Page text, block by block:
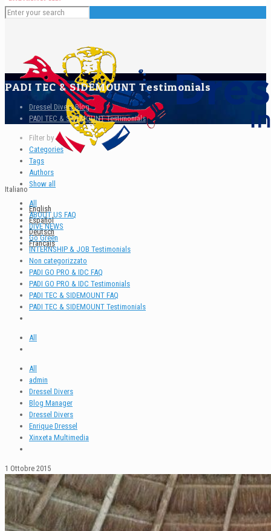
Italiano
English
Español
Deutsch
Français
PADI TEC & SIDEMOUNT Testimonials
Dressel Divers Blog
PADI TEC & SIDEMOUNT Testimonials
Filter by
Categories
Tags
Authors
Show all
All
ABOUT US FAQ
DIVE NEWS
Go Green
INTERNSHIP & JOB Testimonials
Non categorizzato
PADI GO PRO & IDC FAQ
PADI GO PRO & IDC Testimonials
PADI TEC & SIDEMOUNT FAQ
PADI TEC & SIDEMOUNT Testimonials
All
All
admin
Dressel Divers
Blog Manager
Dressel Divers
Enrique Dressel
Xinxeta Multimedia
1 Ottobre 2015